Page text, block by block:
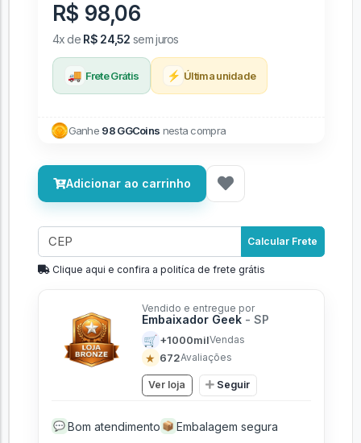
R$ 98,06
4x de R$ 24,52 sem juros
🚚 Frete Grátis ⚡ Última unidade
Ganhe 98 GGCoins nesta compra
Adicionar ao carrinho
Calcular Frete
Clique aqui e confira a politíca de frete grátis
Vendido e entregue por
Embaixador Geek - SP
🛒 +1000milVendas
★ 672Avaliações
Ver loja Seguir
💬 Bom atendimento 📦 Embalagem segura